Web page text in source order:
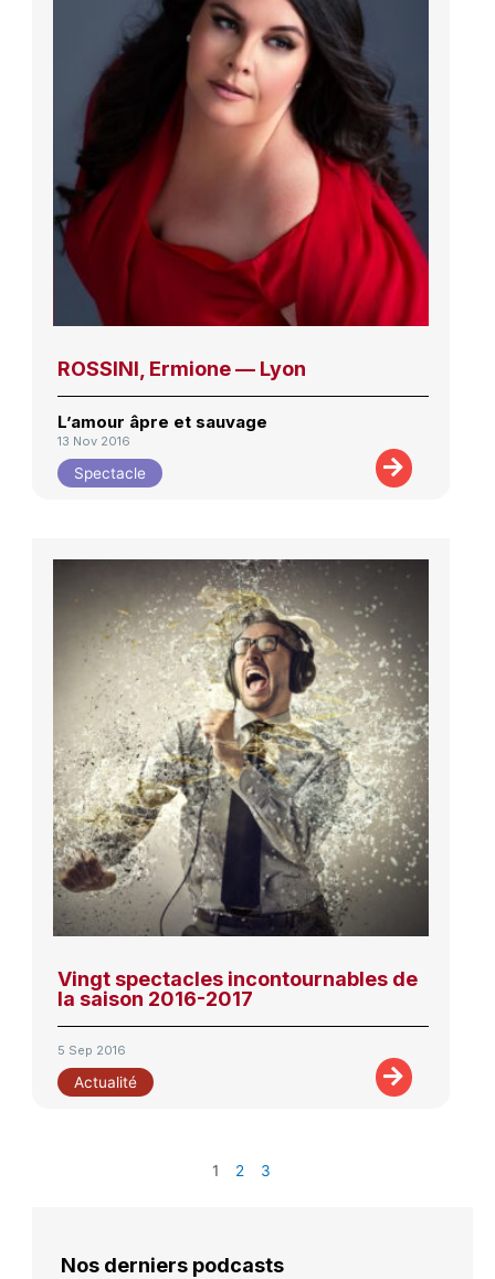
ROSSINI, Ermione — Lyon
L’amour âpre et sauvage
13 Nov 2016
Spectacle
Vingt spectacles incontournables de
la saison 2016-2017
5 Sep 2016
Actualité
1 2 3
Nos derniers podcasts